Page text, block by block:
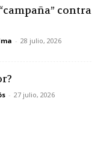
contra
- 28 julio, 2026
- 27 julio, 2026